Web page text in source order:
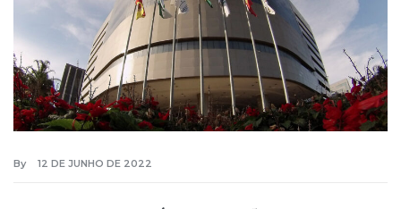
By 12 DE JUNHO DE 2022